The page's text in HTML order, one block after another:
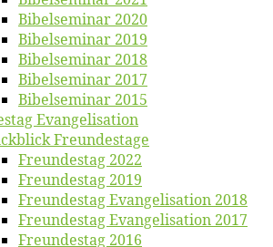
Bi­bel­se­mi­nar 2020
Bi­bel­se­mi­nar 2019
Bi­bel­se­mi­nar 2018
Bibelsemi­nar 2017
Bibelsemi­nar 2015
Evangelisation
Freundestage
Freun­des­tag 2022
Freun­des­tag 2019
Freun­des­tag Evan­ge­li­sa­ti­on 2018
Freun­des­tag Evan­ge­li­sa­ti­on 2017
Freun­des­tag 2016